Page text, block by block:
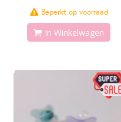
Beperkt op voorraad
In Winkelwagen